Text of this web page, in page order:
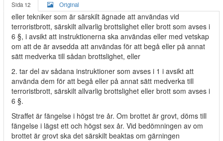
Sida 12 Original
eller tekniker som är särskilt ägnade att användas vid
terroristbrott, särskilt allvarlig brottslighet eller brott som avses i
6 §, i avsikt att instruktionerna ska användas eller med vetskap
om att de är avsedda att användas för att begå eller på annat
sätt medverka till sådan brottslighet, eller
2. tar del av sådana instruktioner som avses i 1 i avsikt att
använda dem för att begå eller på annat sätt medverka till
terroristbrott, särskilt allvarlig brottslighet eller brott som avses i
6 §.
Straffet är fängelse i högst tre år. Om brottet är grovt, döms till
fängelse i lägst ett och högst sex år. Vid bedömningen av om
brottet är grovt ska det särskilt beaktas om gärningen